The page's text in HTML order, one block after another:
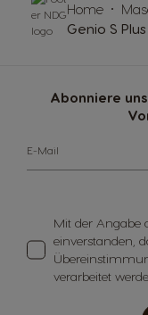
Abonniere
E-Mail
Mit der Angabe
einverstanden,
verarbeitet
Home
Genio S